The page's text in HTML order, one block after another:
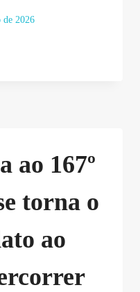
de 2026
ao 167º
torna o
ao